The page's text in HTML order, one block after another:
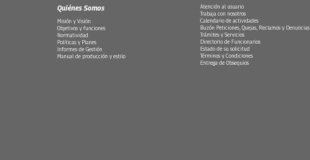
Quiénes Somos
Misión y Visión
Objetivos y funciones
Normatividad
Políticas y Planes
Informes de Gestión
Manual de producción y estilo
Atención al usuario
Trabaja con nosotros
Calendario de actividades
Buzón Peticiones, Quejas, Reclamos y Denuncias
Trámites y Servicios
Directorio de Funcionarios
Estado de su solicitud
Términos y Condiciones
Entrega de Obsequios